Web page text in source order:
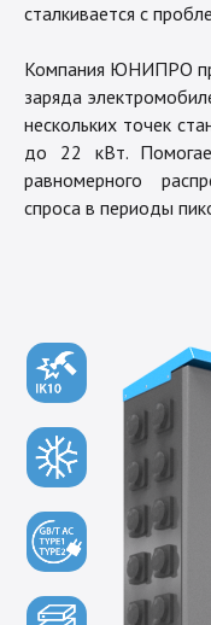
сталкивается с
Компания ЮНИПРО
заряда
нескольких точек
до 22 кВт.
равномерного
спроса в периоды